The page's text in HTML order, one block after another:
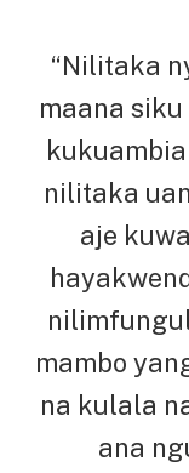
“Nilitaka
maana
nilitaka
aje
mambo
na kulala
ana